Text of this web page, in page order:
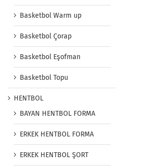
Basketbol Warm up
Basketbol Çorap
Basketbol Eşofman
Basketbol Topu
HENTBOL
BAYAN HENTBOL FORMA
ERKEK HENTBOL FORMA
ERKEK HENTBOL ŞORT